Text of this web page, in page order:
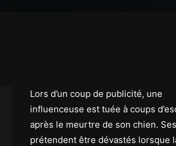
Lors d’un coup de publicité, une
influenceuse est tuée à coups
après le meurtre de son chien.
prétendent être dévastés lorsque